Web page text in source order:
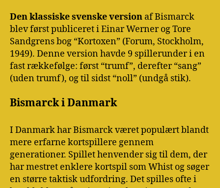
Den klassiske svenske version af Bismarck
blev først publiceret i Einar Werner og Tore
Sandgrens bog “Kortoxen” (Forum, Stockholm,
1949). Denne version havde 9 spillerunder i en
fast rækkefølge: først “trumf”, derefter “sang”
(uden trumf), og til sidst “noll” (undgå stik).
Bismarck i Danmark
I Danmark har Bismarck været populært blandt
mere erfarne kortspillere gennem
generationer. Spillet henvender sig til dem, der
har mestret enklere kortspil som Whist og søger
en større taktisk udfordring. Det spilles ofte i